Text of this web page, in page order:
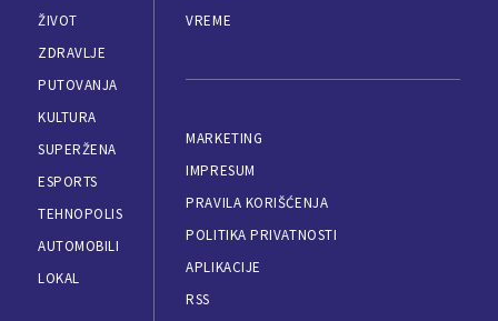
ŽIVOT
ZDRAVLJE
PUTOVANJA
KULTURA
SUPERŽENA
ESPORTS
TEHNOPOLIS
AUTOMOBILI
LOKAL
VREME
MARKETING
IMPRESUM
PRAVILA KORIŠĆENJA
POLITIKA PRIVATNOSTI
APLIKACIJE
RSS